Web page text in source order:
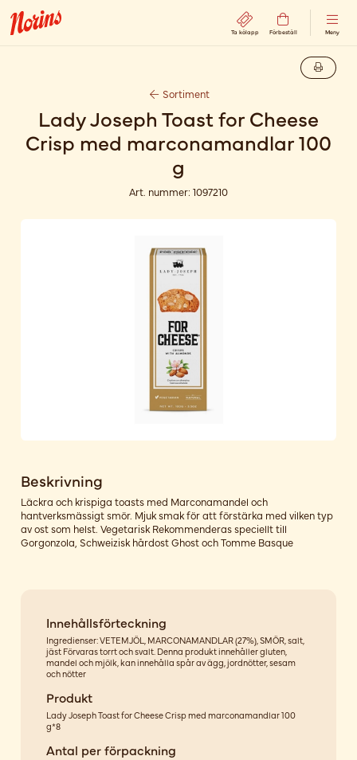
Ta kölapp Förbeställ Meny
Sortiment
Lady Joseph Toast for Cheese
Crisp med marconamandlar 100
g
Art. nummer: 1097210
Beskrivning
Läckra och krispiga toasts med Marconamandel och
hantverksmässigt smör. Mjuk smak för att förstärka med vilken typ
av ost som helst. Vegetarisk Rekommenderas speciellt till
Gorgonzola, Schweizisk hårdost Ghost och Tomme Basque
Innehållsförteckning
Ingredienser: VETEMJÖL, MARCONAMANDLAR (27%), SMÖR, salt,
jäst Förvaras torrt och svalt. Denna produkt innehåller gluten,
mandel och mjölk, kan innehålla spår av ägg, jordnötter, sesam
och nötter
Produkt
Lady Joseph Toast for Cheese Crisp med marconamandlar 100
g*8
Antal per förpackning